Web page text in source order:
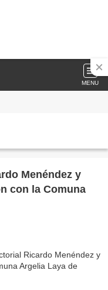
MENU
Menéndez y
con la Comuna